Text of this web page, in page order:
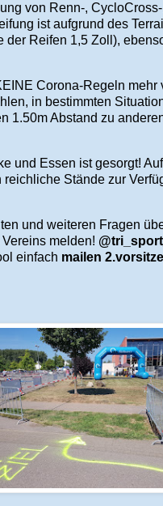
von Renn-,
ist aufgrund des
der Reifen 1,5 Zoll),
Corona-Regeln mehr
in bestimmten
1.50m Abstand zu
und Essen ist gesorgt!
reichliche Stände zur
und weiteren Fragen
melden!
einfach mailen